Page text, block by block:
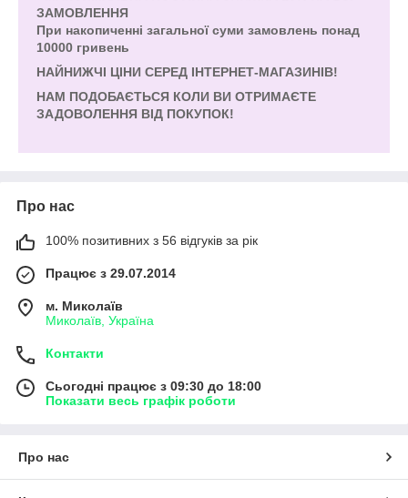
ЗАМОВЛЕННЯ
При накопиченні загальної суми замовлень понад
10000 гривень
НАЙНИЖЧІ ЦІНИ СЕРЕД ІНТЕРНЕТ-МАГАЗИНІВ!
НАМ ПОДОБАЄТЬСЯ КОЛИ ВИ ОТРИМАЄТЕ
ЗАДОВОЛЕННЯ ВІД ПОКУПОК!
Про нас
100% позитивних з 56 відгуків за рік
Працює з 29.07.2014
м. Миколаїв
Миколаїв, Україна
Контакти
Сьогодні працює з 09:30 до 18:00
Показати весь графік роботи
Про нас